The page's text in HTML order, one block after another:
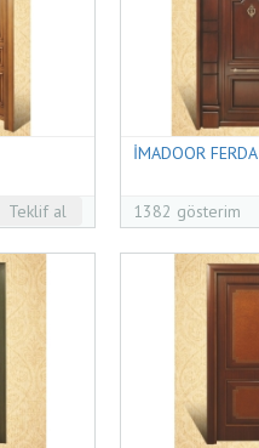
Teklif al
İMADOOR FERDA
1382 gösterim